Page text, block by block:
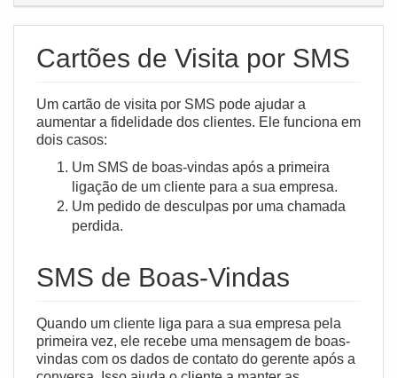
Cartões de Visita por SMS
Um cartão de visita por SMS pode ajudar a
aumentar a fidelidade dos clientes. Ele funciona em
dois casos:
Um SMS de boas-vindas após a primeira
ligação de um cliente para a sua empresa.
Um pedido de desculpas por uma chamada
perdida.
SMS de Boas-Vindas
Quando um cliente liga para a sua empresa pela
primeira vez, ele recebe uma mensagem de boas-
vindas com os dados de contato do gerente após a